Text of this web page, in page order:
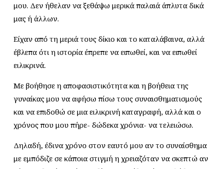
μου. Δεν ήθελαν να ξεθάψω μερικά παλαιά άπλυτα δικά
μας ή άλλων.
Είχαν από τη μεριά τους δίκιο και το καταλάβαινα, αλλά
έβλεπα ότι η ιστορία έπρεπε να ειπωθεί, και να ειπωθεί
ειλικρινά.
Με βοήθησε η αποφασιστικότητα και η βοήθεια της
γυναίκας μου να αφήσω πίσω τους συναισθηματισμούς
και να επιδοθώ σε μια ειλικρινή καταγραφή, αλλά και ο
χρόνος που μου πήρε- δώδεκα χρόνια- να τελειώσω.
Δηλαδή, έδινα χρόνο στον εαυτό μου αν το συναίσθημα
με εμπόδιζε σε κάποια στιγμή η χρειαζόταν να σκεπτώ αν